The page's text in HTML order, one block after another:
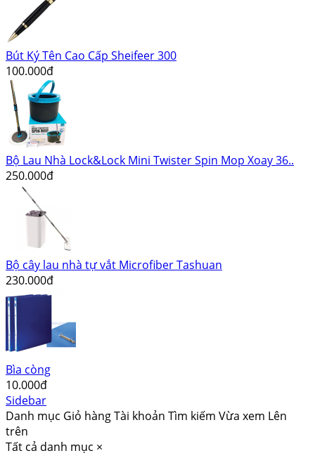
Bút Ký Tên Cao Cấp Sheifeer 300
100.000đ
Bộ Lau Nhà Lock&Lock Mini Twister Spin Mop Xoay 36..
250.000đ
Bộ cây lau nhà tự vắt Microfiber Tashuan
230.000đ
Bìa còng
10.000đ
Sidebar
Danh mục Giỏ hàngTài khoản Tìm kiếm Vừa xem Lên
trên
Tất cả danh mục ×